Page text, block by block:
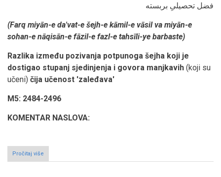
فضل تحصیلیِ بربسته
(Farq miyān-e da'vat-e šejh-e kāmil-e vāsil va miyān-e
sohan-e nāqisān-e fāzil-e fazl-e tahsīli-ye barbaste)
Razlika između pozivanja potpunoga šejha koji je
dostigao stupanj sjedinjenja i govora manjkavih (koji su
učeni) čija učenost 'zaleđava'
M5: 2484-2496
KOMENTAR NASLOVA:
Pročitaj više
Predavanje